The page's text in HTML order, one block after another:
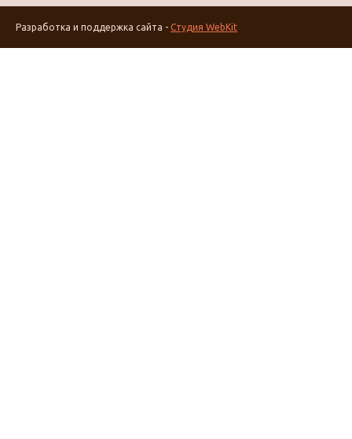
Разработка и поддержка сайта - Студия WebKit